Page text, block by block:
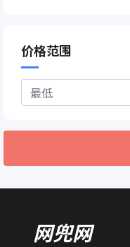
价格范围
网兜网